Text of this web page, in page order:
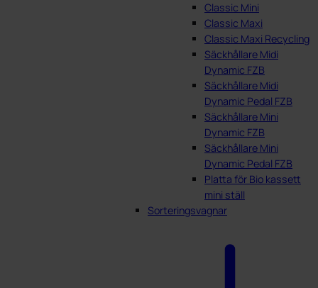
Classic Mini
Classic Maxi
Classic Maxi Recycling
Säckhållare Midi
Dynamic FZB
Säckhållare Midi
Dynamic Pedal FZB
Säckhållare Mini
Dynamic FZB
Säckhållare Mini
Dynamic Pedal FZB
Platta för Bio kassett
mini ställ
Sorteringsvagnar